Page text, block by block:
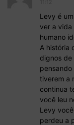
Levy é
ver a vida
humano
A história
dignos de
pensando
tiverem a
continua
você leu
Levy
perdeu a